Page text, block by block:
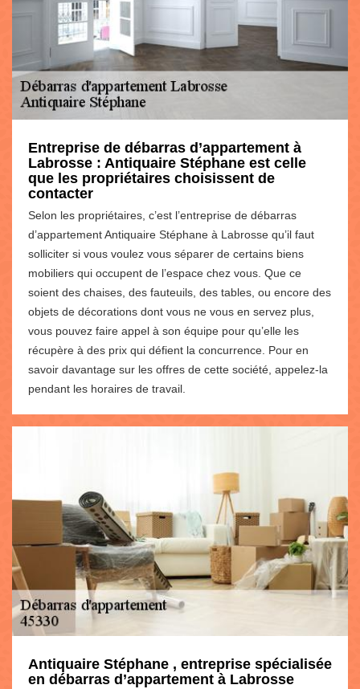
Entreprise de débarras d’appartement à
Labrosse : Antiquaire Stéphane est celle
que les propriétaires choisissent de
contacter
Selon les propriétaires, c’est l’entreprise de débarras
d’appartement Antiquaire Stéphane à Labrosse qu’il faut
solliciter si vous voulez vous séparer de certains biens
mobiliers qui occupent de l’espace chez vous. Que ce
soient des chaises, des fauteuils, des tables, ou encore des
objets de décorations dont vous ne vous en servez plus,
vous pouvez faire appel à son équipe pour qu’elle les
récupère à des prix qui défient la concurrence. Pour en
savoir davantage sur les offres de cette société, appelez-la
pendant les horaires de travail.
Antiquaire Stéphane , entreprise spécialisée
en débarras d’appartement à Labrosse